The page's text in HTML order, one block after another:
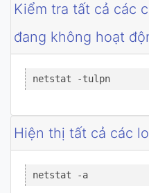
Kiểm tra tất cả các
đang không hoạt
netstat -tulpn
Hiện thị tất cả các
netstat -a